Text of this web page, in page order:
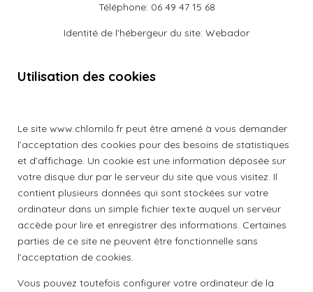
Téléphone: 06 49 47 15 68
Identité de l'hébergeur du site: Webador
Utilisation des cookies
Le site www.chlomilo.fr peut être amené à vous demander
l’acceptation des cookies pour des besoins de statistiques
et d’affichage. Un cookie est une information déposée sur
votre disque dur par le serveur du site que vous visitez. Il
contient plusieurs données qui sont stockées sur votre
ordinateur dans un simple fichier texte auquel un serveur
accède pour lire et enregistrer des informations. Certaines
parties de ce site ne peuvent être fonctionnelle sans
l’acceptation de cookies.
Vous pouvez toutefois configurer votre ordinateur de la